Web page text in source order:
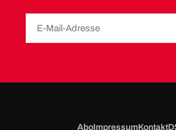
AboImpressumKontakt